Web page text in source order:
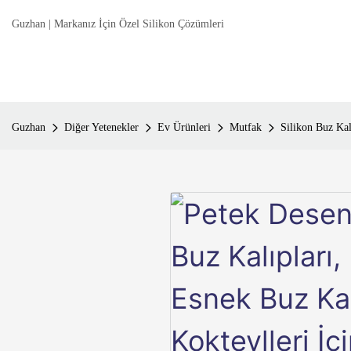
Guzhan | Markanız İçin Özel Silikon Çözümleri
Guzhan Diğer Yetenekler Ev Ürünleri Mutfak Silikon Buz